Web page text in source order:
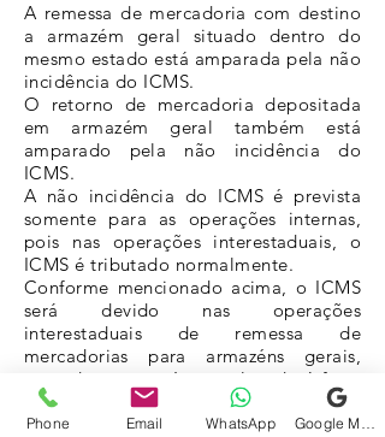
A remessa de mercadoria com destino
a armazém geral situado dentro do
mesmo estado está amparada pela não
incidência do ICMS.
O retorno de mercadoria depositada
em armazém geral também está
amparado pela não incidência do
ICMS.
A não incidência do ICMS é prevista
somente para as operações internas,
pois nas operações interestaduais, o
ICMS é tributado normalmente.
Conforme mencionado acima, o ICMS
será devido nas operações
interestaduais de remessa de
mercadorias para armazéns gerais,
contudo o armazém geral poderá fazer
o crédito do ICMS, se devido, na
entrada da mercadoria em seu
Phone Email WhatsApp